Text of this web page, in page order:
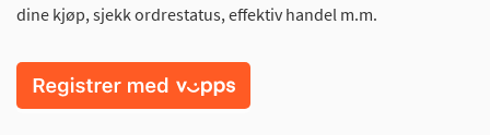
dine kjøp, sjekk ordrestatus, effektiv handel m.m.